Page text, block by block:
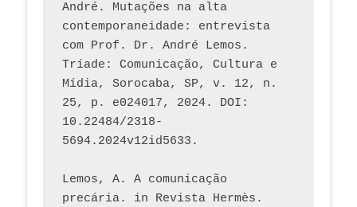
André. Mutações na alta
contemporaneidade: entrevista
com Prof. Dr. André Lemos.
Tríade: Comunicação, Cultura e
Mídia, Sorocaba, SP, v. 12, n.
25, p. e024017, 2024. DOI:
10.22484/2318-
5694.2024v12id5633.
Lemos, A. A comunicação
precária. in Revista Hermès.